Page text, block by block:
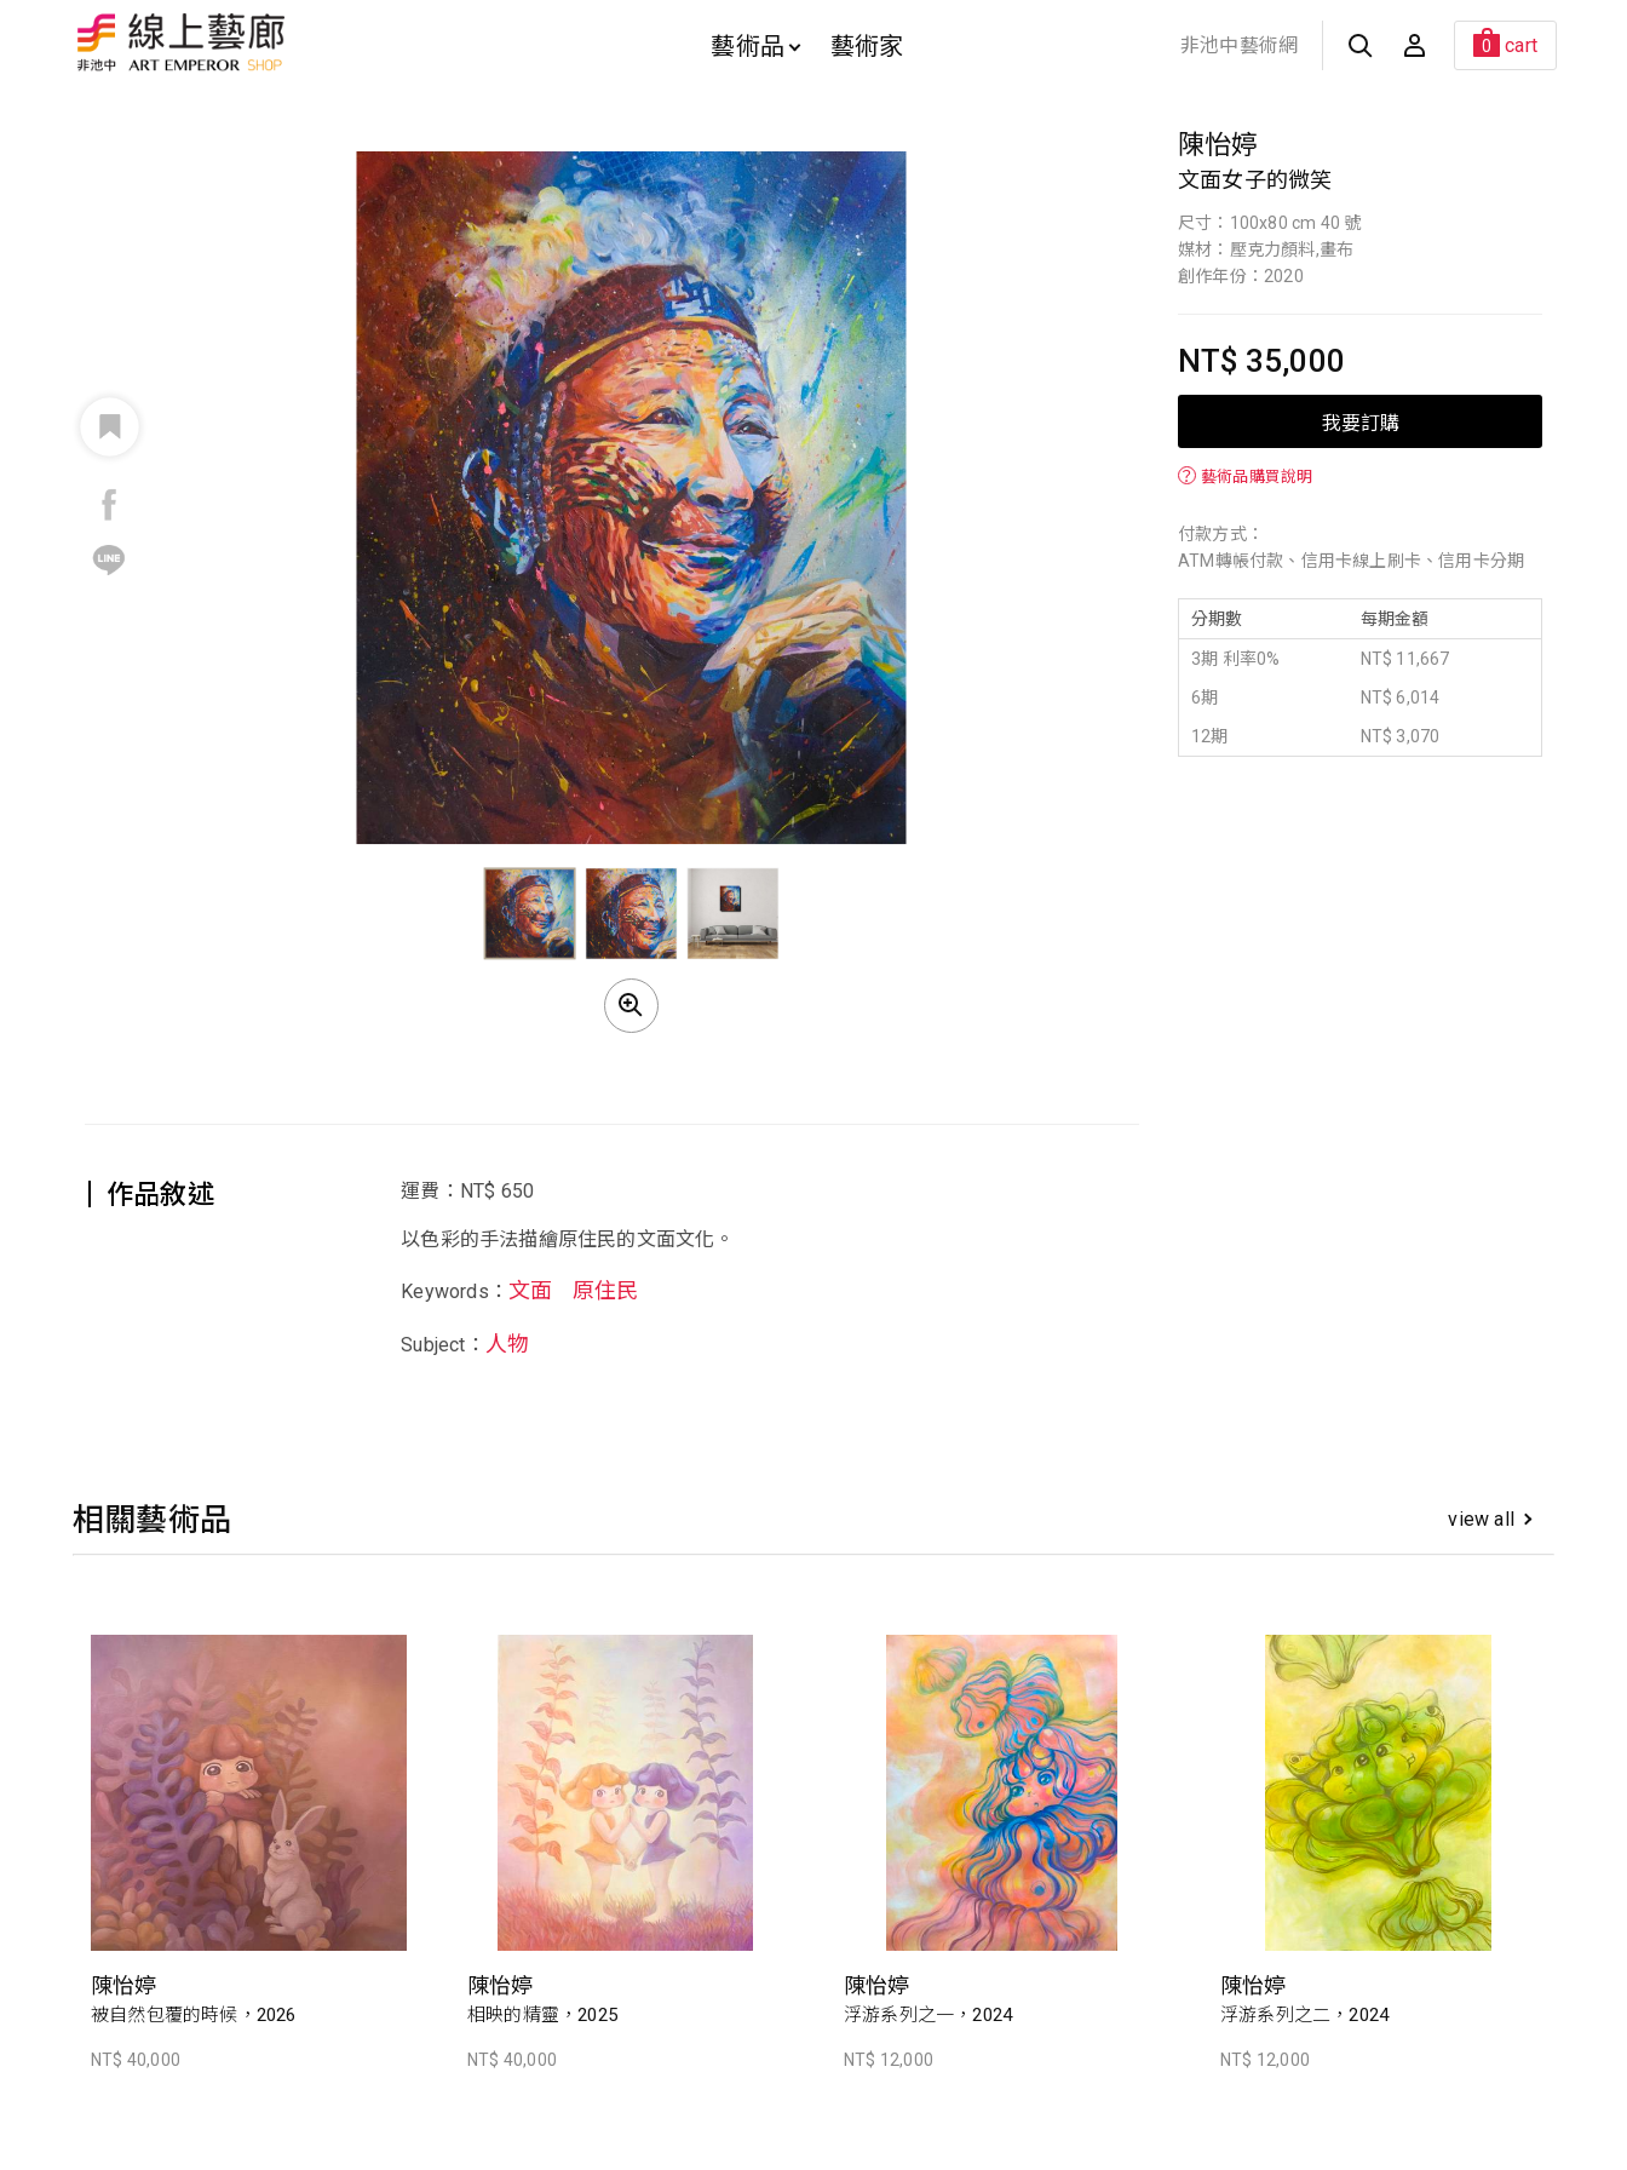
藝術品 藝術家 非池中藝術網 0 cart
陳怡婷
文面女子的微笑
尺寸：100x80 cm 40 號
媒材：壓克力顏料,畫布
創作年份：2020
NT$ 35,000
我要訂購
？ 藝術品購買說明
付款方式：
ATM轉帳付款、信用卡線上刷卡、信用卡分期
分期數 每期金額
3期 利率0%
NT$ 11,667
6期
NT$ 6,014
12期
NT$ 3,070
作品敘述 運費：NT$ 650
以色彩的手法描繪原住民的文面文化。
Keywords： 文面 原住民
Subject： 人物
相關藝術品 view all
陳怡婷
被自然包覆的時候，2026
NT$ 40,000
陳怡婷
相映的精靈，2025
NT$ 40,000
陳怡婷
浮游系列之一，2024
NT$ 12,000
陳怡婷
浮游系列之二，2024
NT$ 12,000